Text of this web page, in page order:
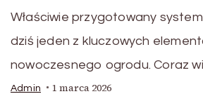
Właściwie przygotowany
dziś jeden z kluczowych
nowoczesnego ogrodu. Coraz
Admin 1 marca 2026